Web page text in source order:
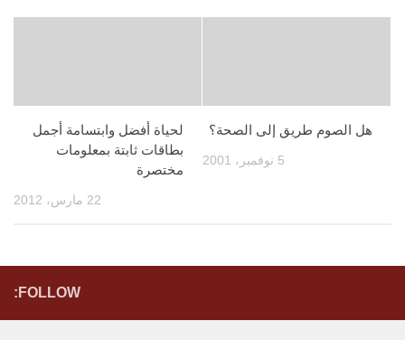
لحياة أفضل وابتسامة أجمل
بطاقات ثابتة بمعلومات
مختصرة
22 مارس، 2012
هل الصوم طريق إلى الصحة؟
5 نوفمبر، 2001
FOLLOW: